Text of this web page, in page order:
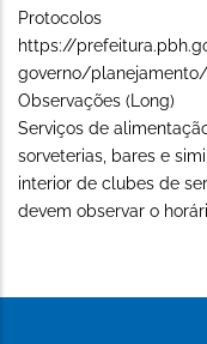
Protocolos
https://
governo/
Observações (Long)
Serviços de
sorveterias, bares e
interior de clubes de
devem observar o